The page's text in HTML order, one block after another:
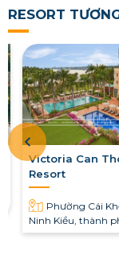
RESORT
Victoria Can
Resort
Phường Cái
Ninh Kiều, thành
Thơ